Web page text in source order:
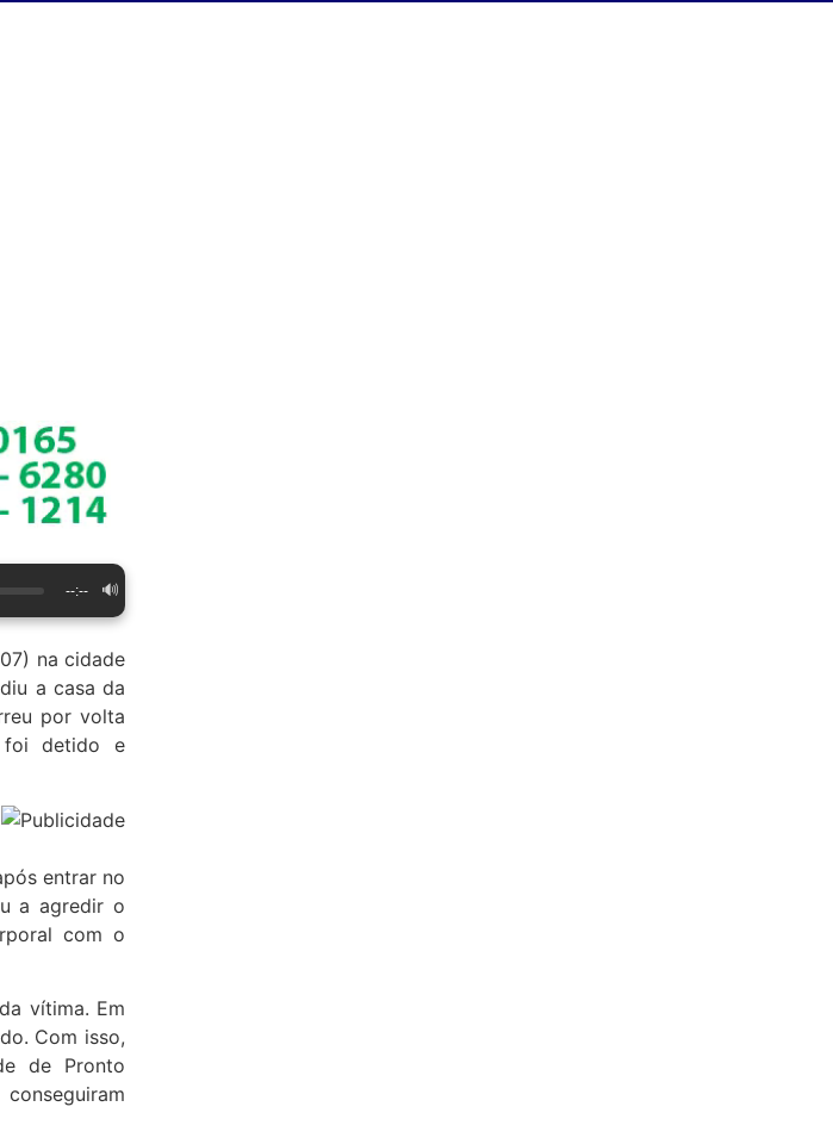
--:-- 🔊
na cidade
a casa da
por volta
foi detido e
entrar no
a agredir o
com o
vítima. Em
Com isso,
de Pronto